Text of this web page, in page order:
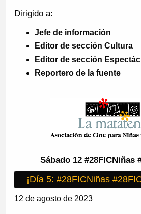
Dirigido a:
Jefe de información
Editor de sección Cultura
Editor de sección
Reportero de la fuente
Sábado 12 #28FICNiñas
¡Día 5: #28FICNiñas
12 de agosto de 2023